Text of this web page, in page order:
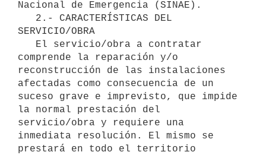
Nacional de Emergencia (SINAE).
SERVICIO/OBRA
comprende la reparación y/o
reconstrucción de las instalaciones
afectadas como consecuencia de un
suceso grave e imprevisto, que impide
la normal prestación del
servicio/obra y requiere una
inmediata resolución. El mismo se
prestará en todo el territorio